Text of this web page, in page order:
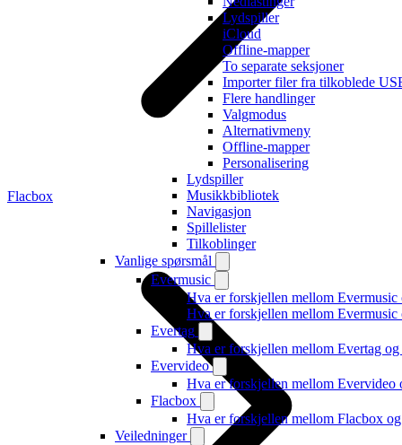
Lydspiller
iCloud
Offline-mapper
To separate seksjoner
Importer filer fra tilkoblede
Flere handlinger
Valgmodus
Alternativmeny
Offline-mapper
Personalisering
Lydspiller
Musikkbibliotek
Navigasjon
Spillelister
Tilkoblinger
Vanlige spørsmål
Evermusic
Hva er forskjellen mellom Evermusic
Hva er forskjellen mellom Evermusic
Evertag
Hva er forskjellen mellom Evertag
Evervideo
Hva er forskjellen mellom Evervideo
Flacbox
Hva er forskjellen mellom Flacbox
Veiledninger
Flacbox